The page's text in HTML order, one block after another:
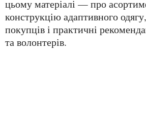
цьому матеріалі — про
конструкцію адаптивного
покупців і практичні
та волонтерів.